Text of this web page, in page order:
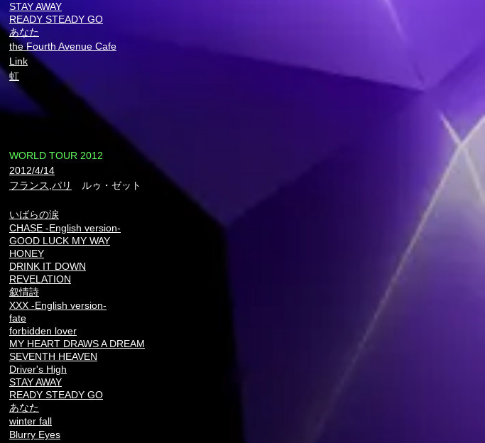
STAY AWAY
READY STEADY GO
あなた
the Fourth Avenue Cafe
Link
虹
​WORLD TOUR 2012
2012/4/14
フランス,パリ
ルゥ・ゼット
いばらの涙
CHASE -English version-
GOOD LUCK MY WAY
HONEY
DRINK IT DOWN
REVELATION
叙情詩
XXX -English version-
fate
forbidden lover
MY HEART DRAWS A DREAM
SEVENTH HEAVEN
Driver's High
STAY AWAY
READY STEADY GO
あなた
winter fall
Blurry Eyes